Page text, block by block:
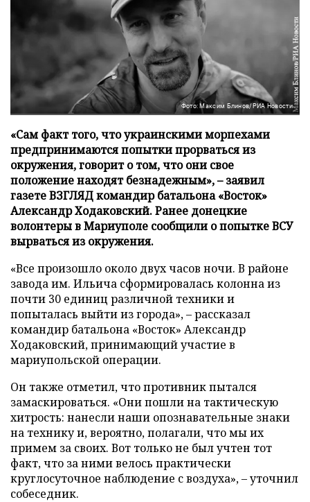
Фото: Максим Блинов/РИА Новости
«Сам факт того, что украинскими морпехами
предпринимаются попытки прорваться из
окружения, говорит о том, что они свое
положение находят безнадежным», – заявил
газете ВЗГЛЯД командир батальона «Восток»
Александр Ходаковский. Ранее донецкие
волонтеры в Мариуполе сообщили о попытке ВСУ
вырваться из окружения.
«Все произошло около двух часов ночи. В районе
завода им. Ильича сформировалась колонна из
почти 30 единиц различной техники и
попыталась выйти из города», – рассказал
командир батальона «Восток» Александр
Ходаковский, принимающий участие в
мариупольской операции.
Он также отметил, что противник пытался
замаскироваться. «Они пошли на тактическую
хитрость: нанесли наши опознавательные знаки
на технику и, вероятно, полагали, что мы их
примем за своих. Вот только не был учтен тот
факт, что за ними велось практически
круглосуточное наблюдение с воздуха», – уточнил
собеседник.